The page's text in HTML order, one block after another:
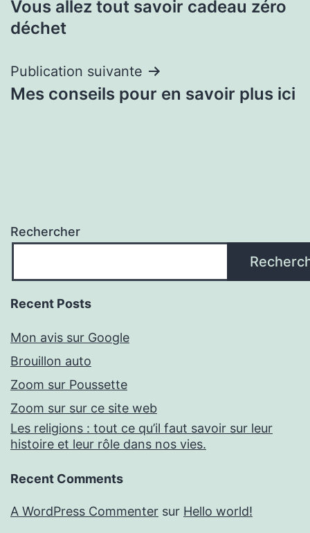
de
Vous allez tout savoir cadeau zéro
déchet
Publication suivante
Mes conseils pour en savoir plus ici
Rechercher
Recent Posts
Mon avis sur Google
Brouillon auto
Zoom sur Poussette
Zoom sur sur ce site web
Les religions : tout ce qu’il faut savoir sur leur
histoire et leur rôle dans nos vies.
Recent Comments
A WordPress Commenter sur Hello world!